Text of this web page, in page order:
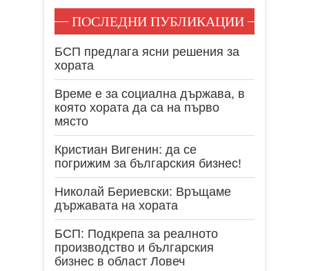
ПОСЛЕДНИ ПУБЛИКАЦИИ
БСП предлага ясни решения за
хората
Време е за социална държава, в
която хората да са на първо
място
Кристиан Вигенин: да се
погрижим за българския бизнес!
Николай Бериевски: Връщаме
държавата на хората
БСП: Подкрепа за реалното
производство и българския
бизнес в област Ловеч